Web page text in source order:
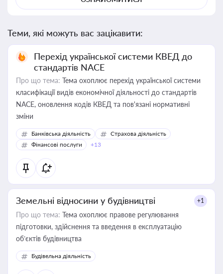
Теми, які можуть вас зацікавити:
Перехід української системи КВЕД до
стандартів NACE
Про що тема: Тема охоплює перехід української системи
класифікації видів економічної діяльності до стандартів
NACE, оновлення кодів КВЕД та пов'язані нормативні
зміни
Банківська діяльність
Страхова діяльність
Фінансові послуги
+13
Земельні відносини у будівництві +1
Про що тема: Тема охоплює правове регулювання
підготовки, здійснення та введення в експлуатацію
об’єктів будівництва
Будівельна діяльність